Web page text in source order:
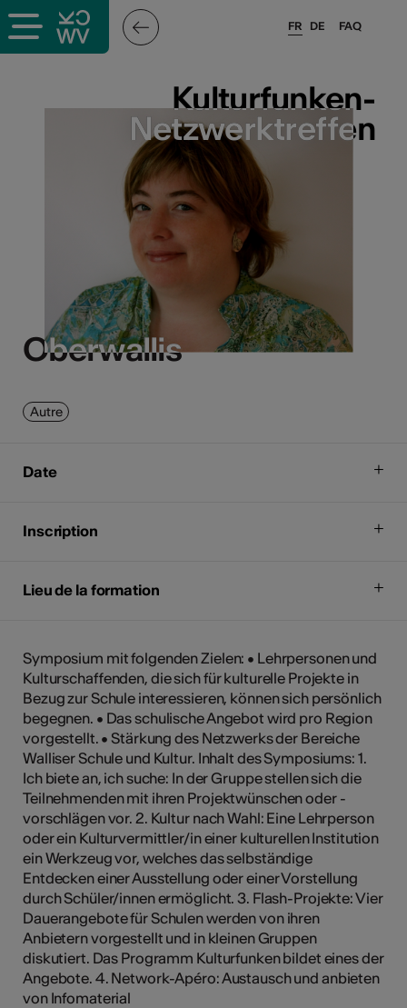
FAQ
FR DE
Kulturfunken-
Netzwerktreffen
Oberwallis
Kulturfunken-
Netzwerktreffen
Oberwallis
Autre
Date
Inscription
Lieu de la formation
Symposium mit folgenden Zielen: • Lehrpersonen und
Kulturschaffenden, die sich für kulturelle Projekte in
Bezug zur Schule interessieren, können sich persönlich
begegnen. • Das schulische Angebot wird pro Region
vorgestellt. • Stärkung des Netzwerks der Bereiche
Walliser Schule und Kultur. Inhalt des Symposiums: 1.
Ich biete an, ich suche: In der Gruppe stellen sich die
Teilnehmenden mit ihren Projektwünschen oder -
vorschlägen vor. 2. Kultur nach Wahl: Eine Lehrperson
oder ein Kulturvermittler/in einer kulturellen Institution
ein Werkzeug vor, welches das selbständige
Entdecken einer Ausstellung oder einer Vorstellung
durch Schüler/innen ermöglicht. 3. Flash-Projekte: Vier
Dauerangebote für Schulen werden von ihren
Anbietern vorgestellt und in kleinen Gruppen
diskutiert. Das Programm Kulturfunken bildet eines der
Angebote. 4. Network-Apéro: Austausch und anbieten
von Infomaterial